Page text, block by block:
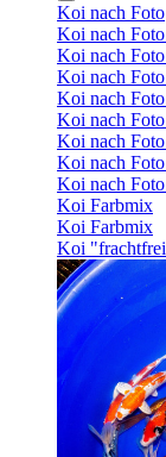
Koi nach Foto
Koi nach
Koi nach
Koi nach
Koi nach
Koi nach
Koi nach
Koi nach
Koi nach
Koi Farbmix
Koi Farbmix
Koi